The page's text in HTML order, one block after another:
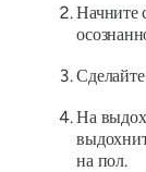
Начните
На
на пол.